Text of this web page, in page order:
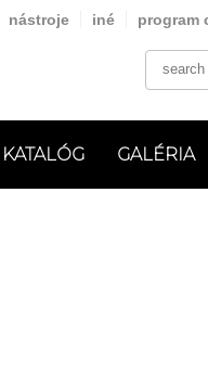
nástroje iné program
KATALÓG GALÉRIA